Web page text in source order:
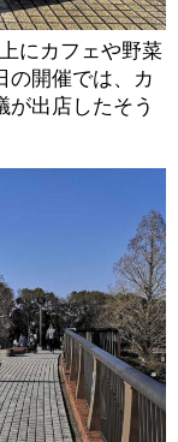
にカフェや野菜
の開催では、カ
が出店したそう